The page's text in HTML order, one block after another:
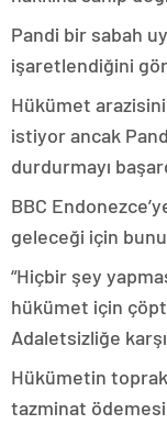
Pandi bir sabah
işaretlendiğini
Hükümet
istiyor ancak
durdurmayı
BBC
geleceği için bunu
“Hiçbir şey
hükümet için
Adaletsizliğe
Hükümetin
tazminat